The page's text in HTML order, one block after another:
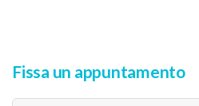
Fissa un appuntamento